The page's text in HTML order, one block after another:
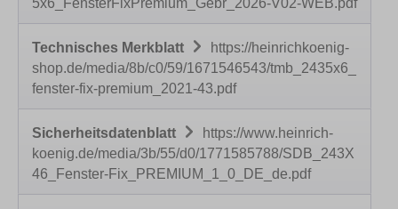
Technisches Merkblatt
https://heinrichkoenig-
shop.de/media/8b/c0/59/1671546543/tmb_2435x6_
fenster-fix-premium_2021-43.pdf
Sicherheitsdatenblatt
https://www.heinrich-
koenig.de/media/3b/55/d0/1771585788/SDB_243X
46_Fenster-Fix_PREMIUM_1_0_DE_de.pdf